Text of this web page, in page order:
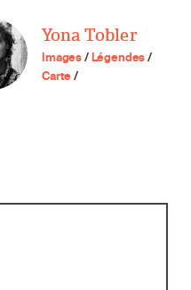
Yona Tobler
Images/Légendes/
Carte/